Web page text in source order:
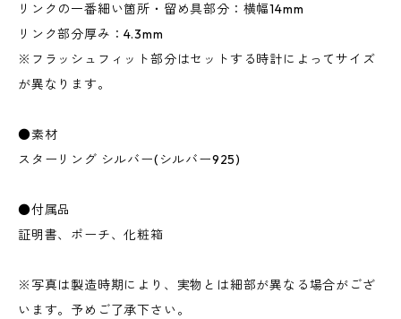
リンクの一番細い箇所・留め具部分：横幅14mm
リンク部分厚み：4.3mm
※フラッシュフィット部分はセットする時計によってサイズ
が異なります。
●素材
スターリング シルバー(シルバー925)
●付属品
証明書、ポーチ、化粧箱
※写真は製造時期により、実物とは細部が異なる場合がござ
います。予めご了承下さい。